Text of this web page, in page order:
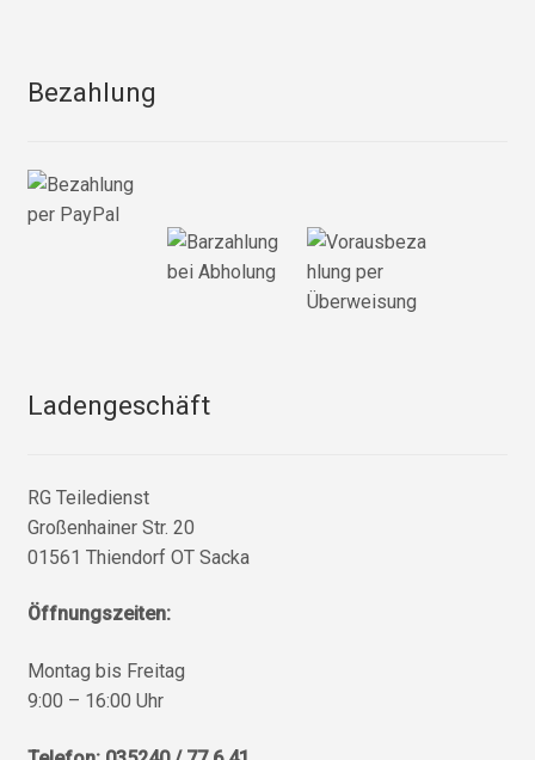
Bezahlung
Ladengeschäft
RG Teiledienst
Großenhainer Str. 20
01561 Thiendorf OT Sacka
Öffnungszeiten:
Montag bis Freitag
9:00 – 16:00 Uhr